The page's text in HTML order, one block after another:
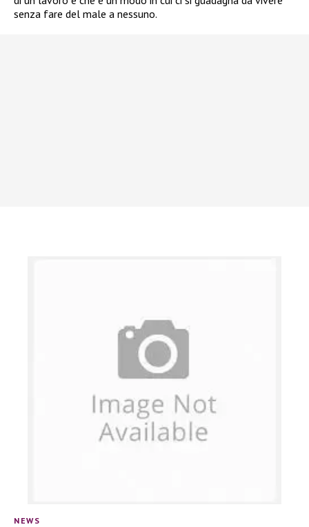
senza fare del male a nessuno.
NEWS